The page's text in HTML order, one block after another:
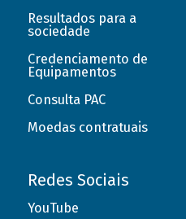
Resultados para a
sociedade
Credenciamento de
Equipamentos
Consulta PAC
Moedas contratuais
Redes Sociais
YouTube